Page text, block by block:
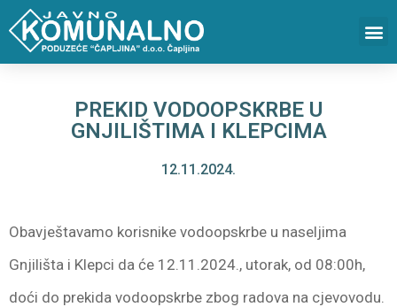
PREKID VODOOPSKRBE U
GNJILIŠTIMA I KLEPCIMA
12.11.2024.
Obavještavamo korisnike vodoopskrbe u naseljima
Gnjilišta i Klepci da će 12.11.2024., utorak, od 08:00h,
doći do prekida vodoopskrbe zbog radova na cjevovodu.